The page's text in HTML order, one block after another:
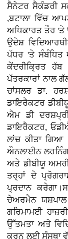
ਸੈਨੇਟਰ ਸੈਕੰਡਰੀ
,ਬਟਾਲਾ ਵਿੱਚ
ਅਧਿਕਾਰਤ ਤੌਰ 'ਤੇ
ਉਦੇਸ਼
ਪੱਧਰ 'ਤੇ ਸੰਬੰਧਿਤ
ਕੇਂਦਰੀਕ੍ਰਿਤ
ਪੱਤਰਕਾਰਾਂ ਨਾਲ
ਚਾਂਸਲਰ ਡਾ.
ਡਾਇਰੈਕਟਰ
ਐਮ ਡੀ
ਡਾਇਰੈਕਟਰ,
ਲਾਂਚ ਕੀਤਾ ਗਿਆ
ਔਨਲਾਈਨ
ਅਤੇ ਡੀਬੀਯੂ
ਤਰ੍ਹਾਂ ਦੇ
ਪ੍ਰਦਾਨ
ਚੇਅਰਮੈਨ
ਗਰਿਮਾਮਈ
ਉੱਤਮਤਾ ਅਤੇ
ਕਰਨ ਲਈ ਸੰਸਥਾ